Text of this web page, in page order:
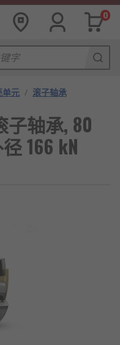
0
单元 / 滚子轴承
子轴承, 80
166 kN